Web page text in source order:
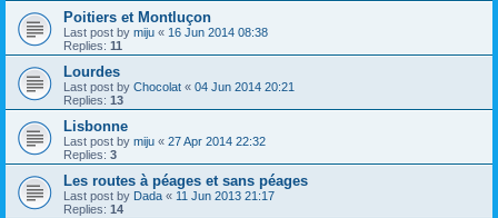
Poitiers et Montluçon
Last post by miju « 16 Jun 2014 08:38
Replies: 11
Lourdes
Last post by Chocolat « 04 Jun 2014 20:21
Replies: 13
Lisbonne
Last post by miju « 27 Apr 2014 22:32
Replies: 3
Les routes à péages et sans péages
Last post by Dada « 11 Jun 2013 21:17
Replies: 14